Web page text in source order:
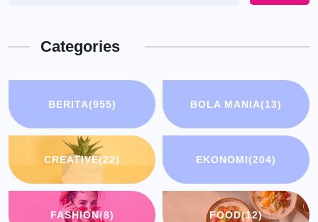
Categories
BERITA(955) BOLA MANIA(13)
CREATIVE(22) EKONOMI(204)
FASHION(8) FOOD(12)